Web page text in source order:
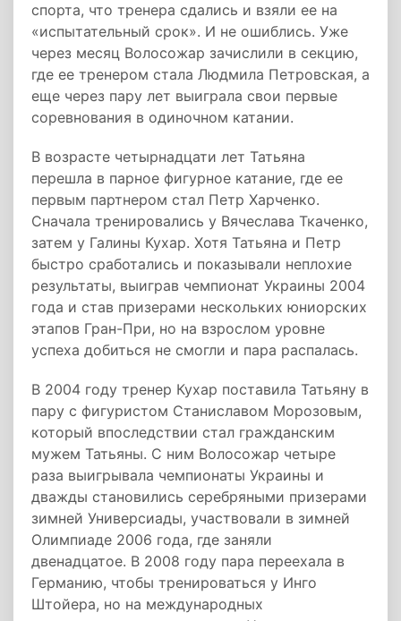
спорта, что тренера сдались и взяли ее на
«испытательный срок». И не ошиблись. Уже
через месяц Волосожар зачислили в секцию,
где ее тренером стала Людмила Петровская, а
еще через пару лет выиграла свои первые
соревнования в одиночном катании.
В возрасте четырнадцати лет Татьяна
перешла в парное фигурное катание, где ее
первым партнером стал Петр Харченко.
Сначала тренировались у Вячеслава Ткаченко,
затем у Галины Кухар. Хотя Татьяна и Петр
быстро сработались и показывали неплохие
результаты, выиграв чемпионат Украины 2004
года и став призерами нескольких юниорских
этапов Гран-При, но на взрослом уровне
успеха добиться не смогли и пара распалась.
В 2004 году тренер Кухар поставила Татьяну в
пару с фигуристом Станиславом Морозовым,
который впоследствии стал гражданским
мужем Татьяны. С ним Волосожар четыре
раза выигрывала чемпионаты Украины и
дважды становились серебряными призерами
зимней Универсиады, участвовали в зимней
Олимпиаде 2006 года, где заняли
двенадцатое. В 2008 году пара переехала в
Германию, чтобы тренироваться у Инго
Штойера, но на международных